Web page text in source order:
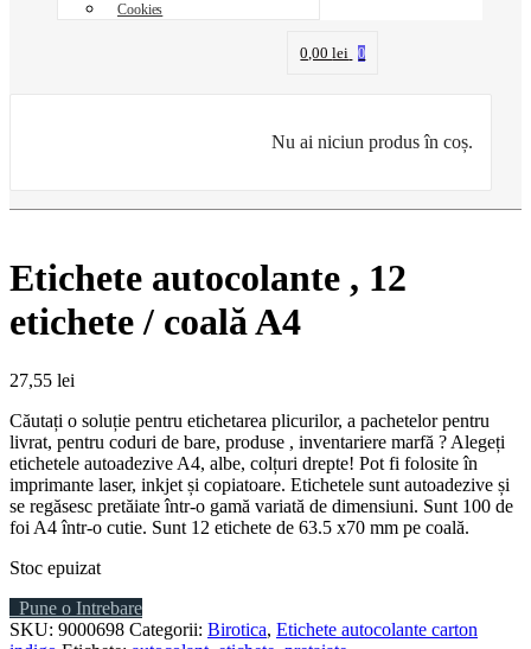
Cookies
0,00lei 0
Nu ai niciun produs în coș.
Etichete autocolante , 12
etichete / coală A4
27,55 lei
Căutați o soluție pentru etichetarea plicurilor, a pachetelor pentru
livrat, pentru coduri de bare, produse , inventariere marfă ? Alegeți
etichetele autoadezive A4, albe, colțuri drepte! Pot fi folosite în
imprimante laser, inkjet și copiatoare. Etichetele sunt autoadezive și
se regăsesc pretăiate într-o gamă variată de dimensiuni. Sunt 100 de
foi A4 într-o cutie. Sunt 12 etichete de 63.5 x70 mm pe coală.
Stoc epuizat
Pune o Intrebare
SKU: 9000698 Categorii: Birotica, Etichete autocolante carton